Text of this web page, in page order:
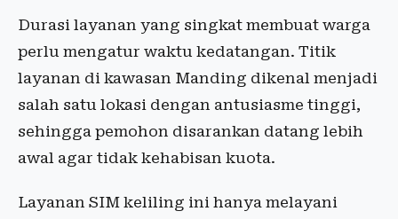
Durasi layanan yang singkat membuat warga
perlu mengatur waktu kedatangan. Titik
layanan di kawasan Manding dikenal menjadi
salah satu lokasi dengan antusiasme tinggi,
sehingga pemohon disarankan datang lebih
awal agar tidak kehabisan kuota.
Layanan SIM keliling ini hanya melayani